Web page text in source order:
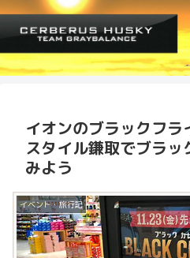
イオンのブラックフ
スタイル鎌取でブラ
みよう
イベント・旅行記